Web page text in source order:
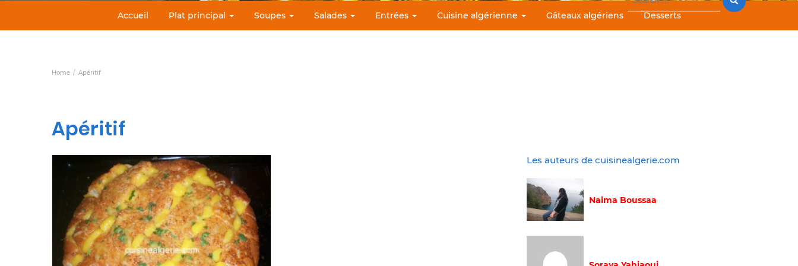
Accueil Plat principal Soupes Salades Entrées Cuisine algérienne Gâteaux algériens Desserts
Home Apéritif
Apéritif
Les auteurs de cuisinealgerie.com
Naima Boussaa